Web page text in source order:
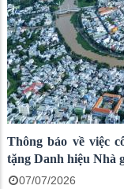
Thông báo về việc
tặng Danh hiệu Nhà
07/07/2026